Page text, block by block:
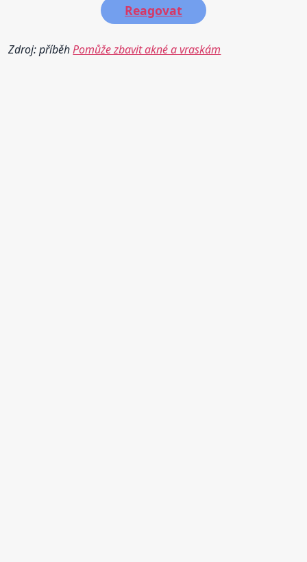
Reagovat
Zdroj: příběhPomůže zbavit akné a vraskám